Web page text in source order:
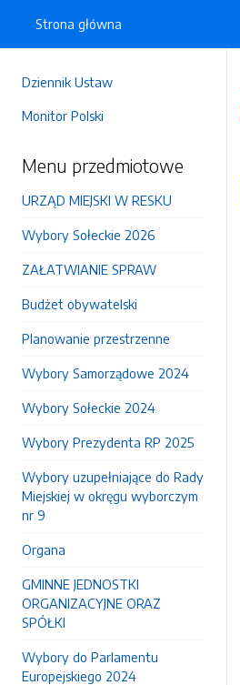
Dziennik Ustaw
Monitor Polski
Menu przedmiotowe
URZĄD MIEJSKI W RESKU
Wybory Sołeckie 2026
ZAŁATWIANIE SPRAW
Budżet obywatelski
Planowanie przestrzenne
Wybory Samorządowe 2024
Wybory Sołeckie 2024
Wybory Prezydenta RP 2025
Wybory uzupełniające do Rady
Miejskiej w okręgu wyborczym
nr 9
Organa
GMINNE JEDNOSTKI
ORGANIZACYJNE ORAZ
SPÓŁKI
Wybory do Parlamentu
Europejskiego 2024
Strona główna